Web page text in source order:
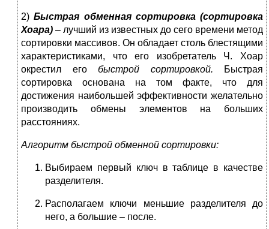
2)Быстрая обменная сортировка (сортировка
Хоара) – лучший из известных до сего времени метод
сортировки массивов. Он обладает столь блестящими
характеристиками, что его изобретатель Ч. Хоар
окрестил его быстрой сортировкой.
Быстрая
сортировка основана на том факте, что для
достижения наибольшей эффективности желательно
производить обмены элементов на больших
расстояниях.
Алгоритм быстрой обменной сортировки:
Выбираем первый ключ в таблице в качестве
разделителя.
Располагаем ключи меньшие разделителя до
него, а большие – после.